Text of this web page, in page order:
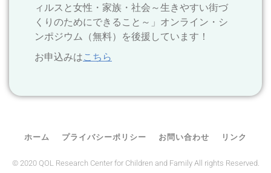
ィルスと女性・家族・社会～生きやすい街づ
くりのためにできること～」オンライン・シ
ンポジウム（無料）を後援しています！
お申込みはこちら
ホーム プライバシーポリシー お問い合わせ リンク
© 2020 QOL Research Center for Children and Family All rights Reserved.